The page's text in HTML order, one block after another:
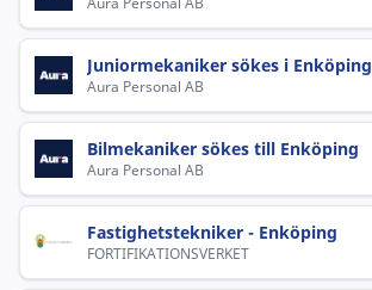
Juniormekaniker sökes i Enköping
Aura Personal AB
Bilmekaniker sökes till Enköping
Aura Personal AB
Fastighetstekniker - Enköping
FORTIFIKATIONSVERKET